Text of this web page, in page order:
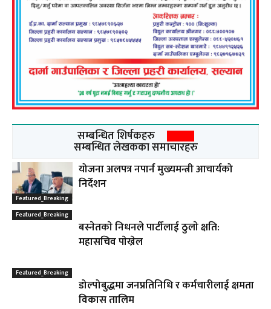
सम्बन्धित शिर्षकहरु
सम्बन्धित लेखकका समाचारहरु
Featured_Breaking
योजना अलपत्र नपार्न मुख्यमन्त्री आचार्यको
निर्देशन
Featured_Breaking
बस्नेतकाे निधनले पार्टीलाई ठुलाे क्षति:
महासचिव पाेख्रेल
Featured_Breaking
डोल्पोबुद्धमा जनप्रतिनिधि र कर्मचारीलाई क्षमता
विकास तालिम